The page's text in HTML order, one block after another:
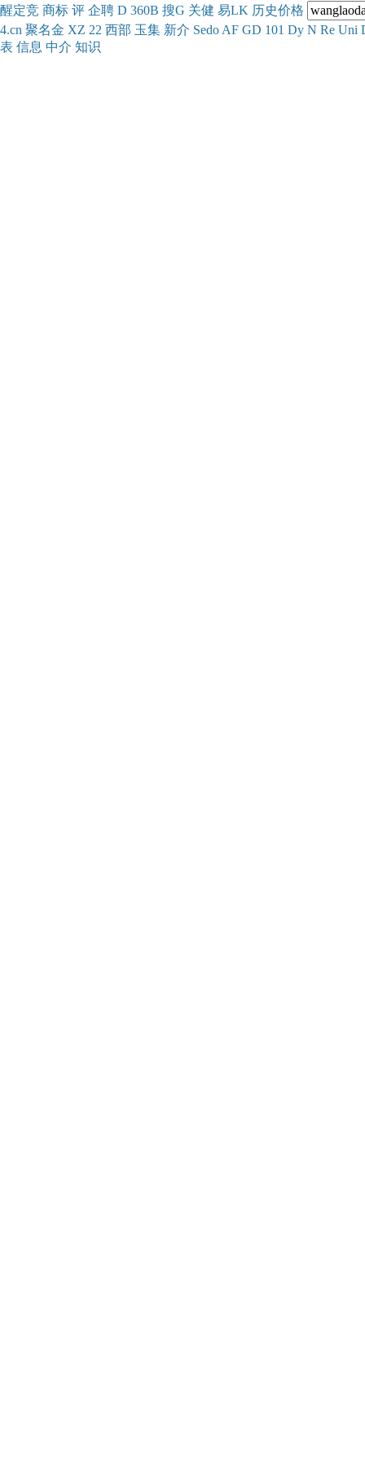
醒定竞 商标 评 企聘 D 360B 搜G 关健 易LK 历史价格
4.cn 聚名金 XZ 22 西部 玉集 新介 Sedo AF GD 101 Dy N Re Uni
表 信息 中介 知识